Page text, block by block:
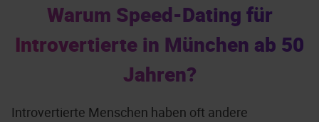
Warum Speed-Dating für
Introvertierte in München ab 50
Jahren?
Introvertierte Menschen haben oft andere